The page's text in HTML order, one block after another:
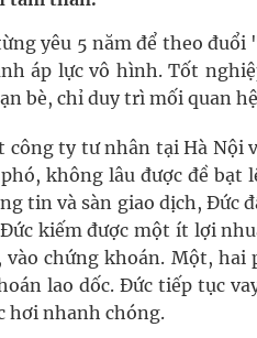
Máu Của Các Loài Nhân
toàn quốc
nóng, nhiệt độ cao nhất 35 độ
kỳ, khám sàng lọc cho người
yêu 5 năm để theo
áp lực vô hình. Tốt
bè, chỉ duy trì mối quan
ty tư nhân tại Hà Nội
không lâu được đề bạt
tin và sàn giao dịch, Đức
kiếm được một ít lợi
chứng khoán. Một, hai
lao dốc. Đức tiếp tục
hơi nhanh chóng.